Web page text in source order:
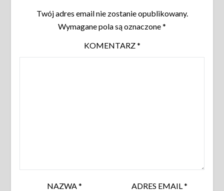
Twój adres email nie zostanie opublikowany.
Wymagane pola są oznaczone*
KOMENTARZ*
NAZWA* ADRES EMAIL *